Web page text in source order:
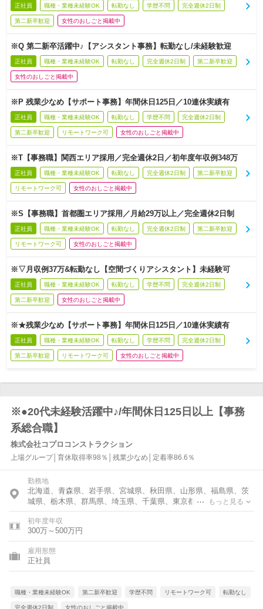
正社員 職種・業種未経験OK 転勤なし 学歴不問 完全週休2日制
第二新卒歓迎 女性のおしごと掲載中
※Q 第二新卒活躍中♪【アシスタント事務】転勤なし/未経験歓迎
正社員 職種・業種未経験OK 転勤なし 完全週休2日制 第二新卒歓迎
女性のおしごと掲載中
※P 残業少なめ【サポート事務】年間休日125日／10連休実績有
正社員 職種・業種未経験OK 転勤なし 学歴不問 完全週休2日制
第二新卒歓迎 リモートワーク可 女性のおしごと掲載中
※T【事務職】関西エリア採用／完全週休2日／初年度年収例348万
正社員 職種・業種未経験OK 転勤なし 完全週休2日制 第二新卒歓迎
リモートワーク可 女性のおしごと掲載中
※S【事務職】首都圏エリア採用／月給29万以上／完全週休2日制
正社員 職種・業種未経験OK 転勤なし 完全週休2日制 第二新卒歓迎
リモートワーク可 女性のおしごと掲載中
※▽月収例37万&転勤なし【空間づくりアシスタント】未経験可
正社員 職種・業種未経験OK 転勤なし 学歴不問 完全週休2日制
第二新卒歓迎 女性のおしごと掲載中
※★残業少なめ【サポート事務】年間休日125日／10連休実績有
正社員 職種・業種未経験OK 転勤なし 学歴不問 完全週休2日制
第二新卒歓迎 リモートワーク可 女性のおしごと掲載中
※●20代未経験活躍中♪/年間休日125日以上【事務
系総合職】
株式会社コプロコンストラクション
上場グループ│育休取得率98％│残業少なめ│定着率86.6％
勤務地
北海道、青森県、岩手県、宮城県、秋田県、山形県、福島県、茨
城県、栃木県、群馬県、埼玉県、千葉県、東京都、神奈川県、富
山県、石川県、福井県、新潟県、山梨県、長野県、岐阜県、静岡
県、愛知県、三重県、滋賀県、京都府、大阪府、兵庫県、奈良
県、和歌山県、鳥取県、島根県、岡山県、広島県、山口県、徳島
県、香川県、愛媛県、高知県、福岡県、佐賀県、長崎県、熊本
県、大分県、宮崎県、鹿児島県、沖縄県
もっと見る
初年度年収
300万～500万円
雇用形態
正社員
職種・業種未経験OK 第二新卒歓迎 学歴不問 リモートワーク可 転勤なし
完全週休2日制 女性のおしごと掲載中